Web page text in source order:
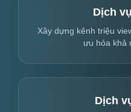
Dịch
Xây dựng kênh triệu
ưu hóa khả
Dịch